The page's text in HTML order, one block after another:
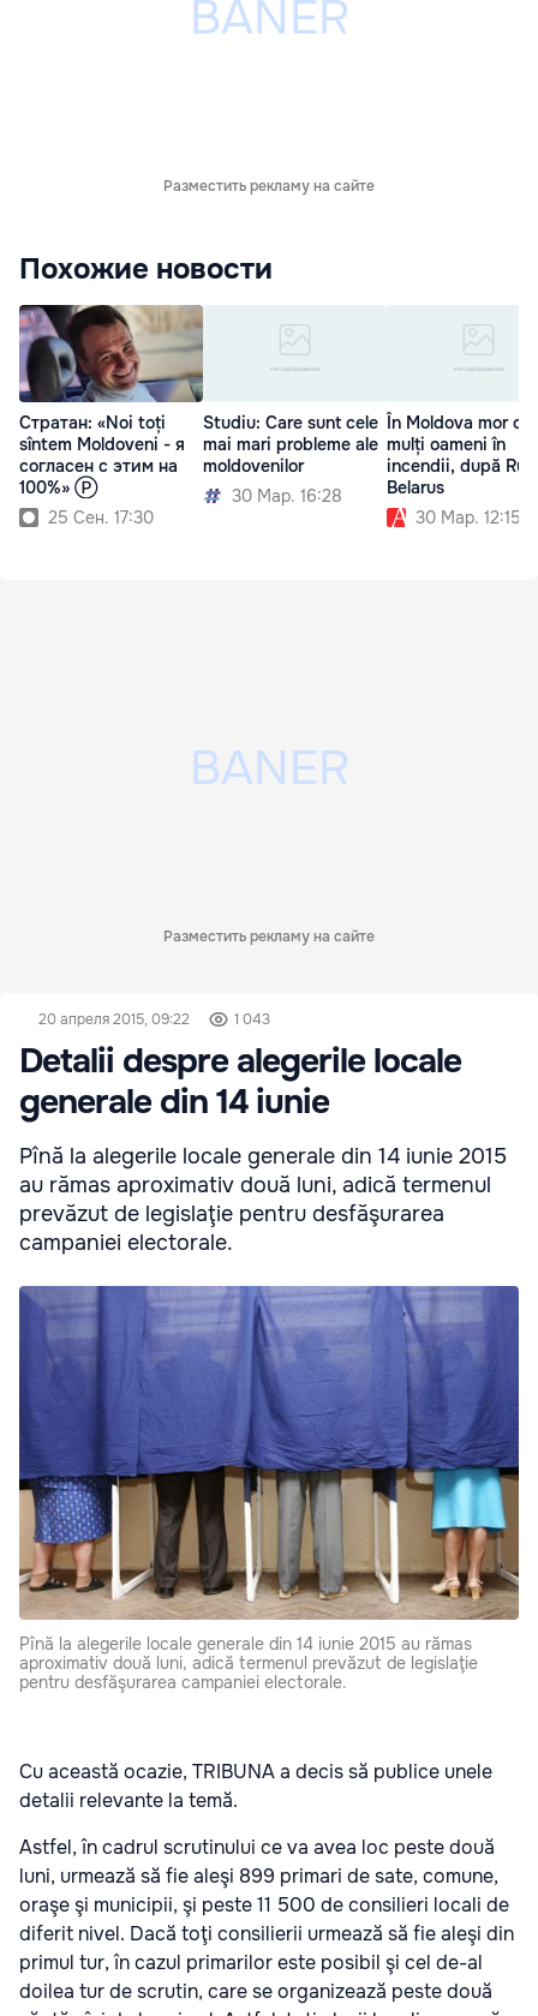
Разместить рекламу на сайте
Похожие новости
Стратан: «Noi toți
sîntem Moldoveni - я
согласен с этим на
100%» Ⓟ
25 Сен. 17:30
Studiu: Care sunt cele
mai mari probleme ale
moldovenilor
30 Мар. 16:28
În Moldova mor
mulți oameni în
incendii, după
Belarus
30 Мар. 12:15
Разместить рекламу на сайте
20 апреля 2015, 09:22 1 043
Detalii despre alegerile locale
generale din 14 iunie
Pînă la alegerile locale generale din 14 iunie 2015
au rămas aproximativ două luni, adică termenul
prevăzut de legislaţie pentru desfăşurarea
campaniei electorale.
Pînă la alegerile locale generale din 14 iunie 2015 au rămas
aproximativ două luni, adică termenul prevăzut de legislaţie
pentru desfăşurarea campaniei electorale.
Cu această ocazie, TRIBUNA a decis să publice unele
detalii relevante la temă.
Astfel, în cadrul scrutinului ce va avea loc peste două
luni, urmează să fie aleşi 899 primari de sate, comune,
oraşe şi municipii, şi peste 11 500 de consilieri locali de
diferit nivel. Dacă toţi consilierii urmează să fie aleşi din
primul tur, în cazul primarilor este posibil şi cel de-al
doilea tur de scrutin, care se organizează peste două